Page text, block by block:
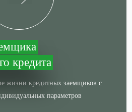
кредита
жизни кредитных заемщиков с
параметров